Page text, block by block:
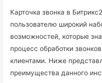
Карточка звонка в
пользователю широкий
возможностей, которые
процесс обработки
клиентами. Ниже
преимущества данного